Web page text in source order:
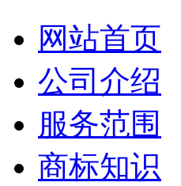
网站首页
公司介绍
服务范围
商标知识